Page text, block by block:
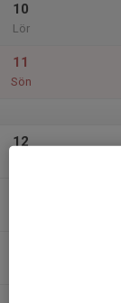
10
Lör
11
Sön
12